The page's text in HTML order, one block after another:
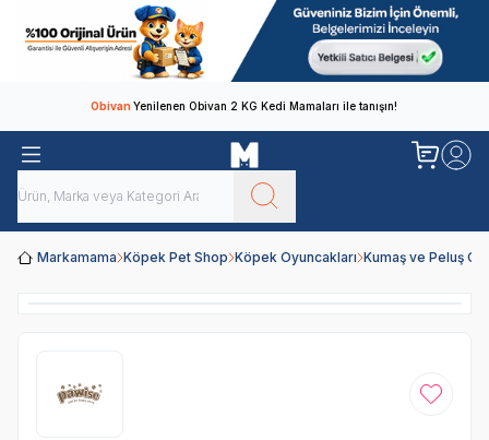
ObivanYenilenen Obivan 2 KG Kedi Mamaları ile tanışın!
Markamama Köpek Pet Shop Köpek Oyuncakları Kumaş ve Peluş
Favoriye